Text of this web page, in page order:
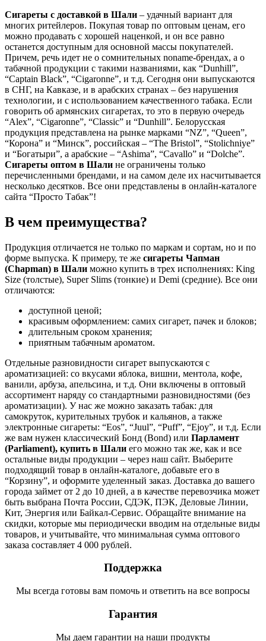
Сигареты с доставкой в Шали – удачный вариант для
многих ритейлеров. Покупая товар по оптовым ценам, его
можно продавать с хорошей наценкой, и он все равно
останется доступным для основной массы покупателей.
Причем, речь идет не о сомнительных noname-брендах, а о
табачной продукции с такими названиями, как “Dunhill”,
“Captain Black”, “Cigaronne”, и т.д. Сегодня они выпускаются
в СНГ, на Кавказе, и в арабских странах – без нарушения
технологии, и с использованием качественного табака. Если
говорить об армянских сигаретах, то это в первую очередь
“Alex”, “Cigaronne”, “Classic” и “Dunhill”. Белорусская
продукция представлена на рынке марками “NZ”, “Queen”,
“Корона” и “Минск”, российская – “The Bristol”, “Stolichniye”
и “Богатыри”, а арабские – “Ashima”, “Cavallo” и “Dolche”.
Сигареты оптом в Шали не ограничены только
перечисленными брендами, и на самом деле их насчитывается
несколько десятков. Все они представлены в онлайн-каталоге
сайта “Просто Табак”!
В чем преимущества?
Продукция отличается не только по маркам и сортам, но и по
форме выпуска. К примеру, те же сигареты Чапман
(Chapman) в Шали можно купить в трех исполнениях: King
Size (толстые), Super Slims (тонкие) и Demi (средние). Все они
отличаются:
доступной ценой;
красивым оформлением: самих сигарет, пачек и блоков;
длительным сроком хранения;
приятным табачным ароматом.
Отдельные разновидности сигарет выпускаются с
ароматизацией: со вкусами яблока, вишни, ментола, кофе,
ванили, арбуза, апельсина, и т.д. Они включены в оптовый
ассортимент наряду со стандартными разновидностями (без
ароматизации). У нас же можно заказать табак: для
самокруток, курительных трубок и кальянов, а также
электронные сигареты: “Eos”, “Juul”, “Puff”, “Ejoy”, и т.д. Если
же вам нужен классический Бонд (Bond) или Парламент
(Parliament), купить в Шали его можно так же, как и все
остальные виды продукции – через наш сайт. Выберите
подходящий товар в онлайн-каталоге, добавьте его в
“Корзину”, и оформите уделенный заказ. Доставка до вашего
города займет от 2 до 10 дней, а в качестве перевозчика может
быть выбрана Почта России, СДЭК, ПЭК, Деловые Линии,
Кит, Энергия или Байкал-Сервис. Обращайте внимание на
скидки, которые мы периодически вводим на отдельные виды
товаров, и учитывайте, что минимальная сумма оптового
заказа составляет 4 000 рублей.
Поддержка
Мы всегда готовы вам помочь и ответить на все вопросы
Гарантия
Мы даем гарантии на наши продукты